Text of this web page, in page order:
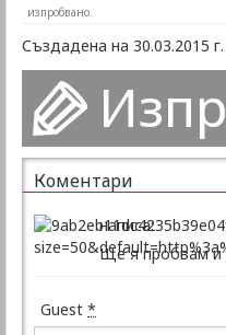
изпробвано.
Създадена на 30.03.2015 г.
Коментари
написа:
Ще я пробвам и
Guest *